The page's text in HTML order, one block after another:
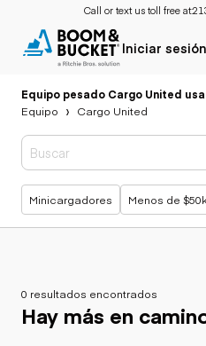
Call or text us toll free at:
Iniciar
Equipo pesado Cargo United
Equipo
Cargo United
Búsquedas populares
Minicargadores Menos de
0 resultados encontrados
Hay más en